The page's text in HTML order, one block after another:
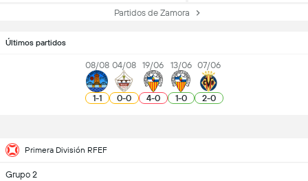
Partidos de Zamora
Últimos partidos
08/08
1-1
04/08
0-0
19/06
4-0
13/06
1-0
07/06
2-0
Primera División RFEF
Grupo 2